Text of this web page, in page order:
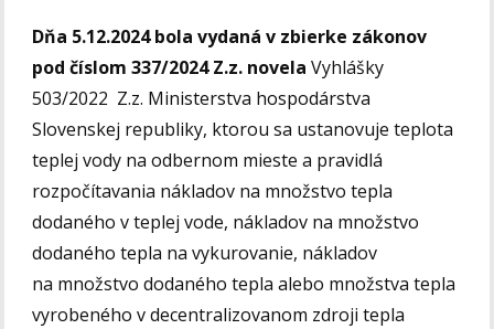
Dňa 5.12.2024 bola vydaná v zbierke zákonov
pod číslom337/2024 Z.z. novela Vyhlášky
503/2022 Z.z. Ministerstva hospodárstva
Slovenskej republiky, ktorou sa ustanovuje teplota
teplej vody na odbernom mieste a pravidlá
rozpočítavania nákladov na množstvo tepla
dodaného v teplej vode, nákladov na množstvo
dodaného tepla na vykurovanie, nákladov
na množstvo dodaného tepla alebo množstva tepla
vyrobeného v decentralizovanom zdroji tepla